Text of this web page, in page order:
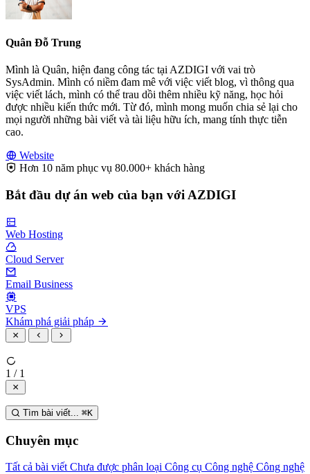
Quân Đỗ Trung
Mình là Quân, hiện đang công tác tại AZDIGI với vai trò
SysAdmin. Mình có niềm đam mê với việc viết blog, vì thông qua
việc viết lách, mình có thể trau dồi thêm nhiều kỹ năng, học hỏi
được nhiều kiến thức mới. Từ đó, mình mong muốn chia sẻ lại cho
mọi người những bài viết và tài liệu hữu ích, mang tính thực tiễn
cao.
Website
Hơn 10 năm phục vụ 80.000+ khách hàng
Bắt đầu dự án web của bạn với AZDIGI
Web Hosting
Cloud Server
Email Business
VPS
Khám phá giải pháp
1 / 1
Tìm bài viết... ⌘K
Chuyên mục
Tất cả bài viết Chưa được phân loại Công cụ Công nghệ Công nghệ